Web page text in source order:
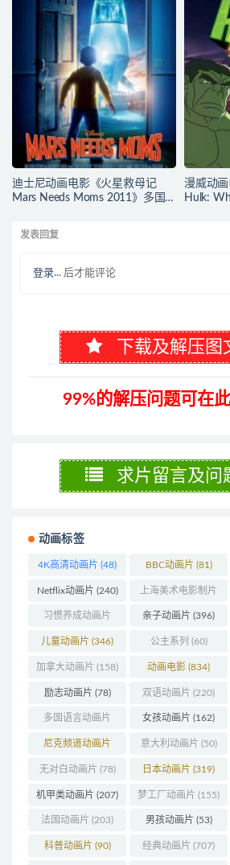
官方纯净收藏版
720P/MKV/3.69G 动画片冰川时
画片小
迪士尼动画电影《火星救母记
Mars Needs Moms 2011》多国
官方纯净收藏版
720P/MKV/3.89G 动画片下载
漫威动
Hulk:
发表回复
登录... 后才能评论
下载及解压图
99%的解压问题可在
求片留言及问
动画标签
4K高清动画片 (48) BBC动画片 (81)
Netflix动画片 (240) 上海美术电影制片
厂(126)
习惯养成动画片
(74)
亲子动画片 (396)
儿童动画片 (346) 公主系列 (60)
加拿大动画片 (158) 动画电影 (834)
励志动画片 (78) 双语动画片 (220)
多国语言动画片
(179)
女孩动画片 (162)
尼克频道动画片
(83)
意大利动画片 (50)
无对白动画片 (78) 日本动画片 (319)
机甲类动画片 (207) 梦工厂动画片 (155)
法国动画片 (203) 男孩动画片 (53)
科普动画片 (90) 经典动画片 (707)